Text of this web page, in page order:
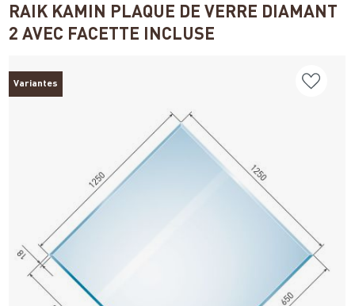
RAIK KAMIN PLAQUE DE VERRE DIAMANT
2 AVEC FACETTE INCLUSE
Variantes